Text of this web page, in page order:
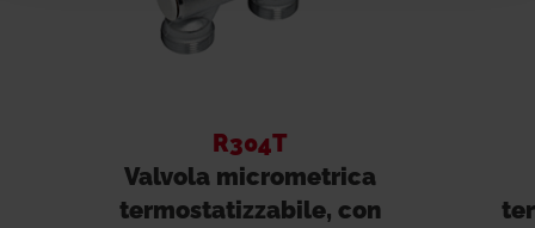
R304T
Valvola micrometrica
termostatizzabile, con